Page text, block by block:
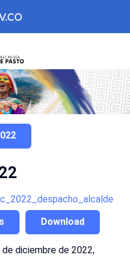
Download
diciembre de 2022,